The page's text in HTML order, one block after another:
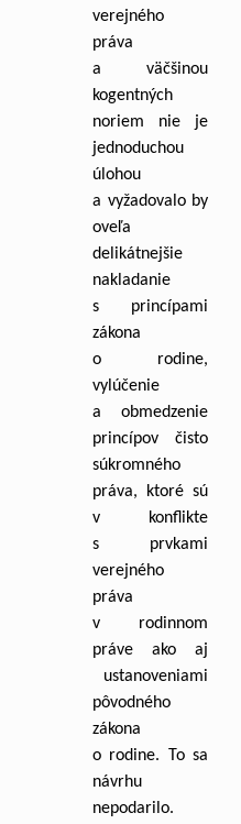
verejného
práva
a väčšinou
kogentných
noriem nie je
jednoduchou
úlohou
a vyžadovalo by
oveľa
delikátnejšie
nakladanie
s princípami
zákona
o rodine,
vylúčenie
a obmedzenie
princípov čisto
súkromného
práva, ktoré sú
v konflikte
s prvkami
verejného
práva
v rodinnom
práve ako aj
ustanoveniami
pôvodného
zákona
o rodine. To sa
návrhu
nepodarilo.